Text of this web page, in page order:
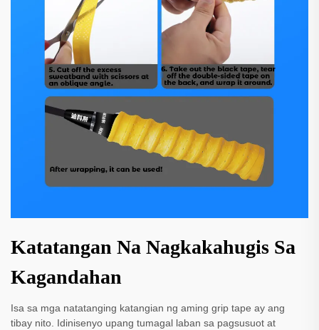
Katatangan Na Nagkakahugis Sa
Kagandahan
Isa sa mga natatanging katangian ng aming grip tape ay ang
tibay nito. Idinisenyo upang tumagal laban sa pagsusuot at